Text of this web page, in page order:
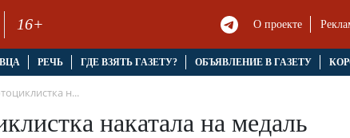
16+ О проекте
РЕЧЬ ГДЕ ВЗЯТЬ ГАЗЕТУ? ОБЪЯВЛЕНИЕ В ГАЗЕТУ
н...
накатала на медаль